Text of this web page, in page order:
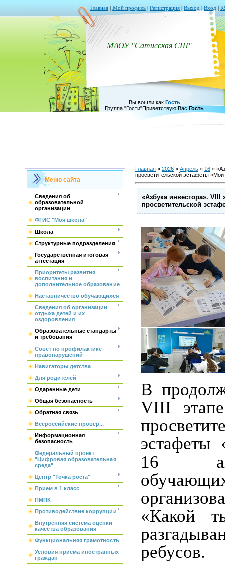
Главная Мой профиль Регистрация Выход Вход
МАОУ "Сатисская СШ"
Вы вошли как Гость
Группа "Гости"Приветствую Вас Гость
Меню сайта
Сведения об
образовательной
организации
ФГИС "Моя школа"
Школа
Структурные подразделения
Государственная итоговая
аттестация
Приоритеты развития
воспитания и
дополнительное образование
Наставничество обучающихся
Сведения об организации
отдыха детей и их
оздоровления
Образовательные стандарты
и требования
Совет по профилактике
правонарушений
Навигаторы детства
Для родителей
Одаренные дети
Общая безопасность
Обратная связь
Всероссийские провер...
Информационная
безопасность
Федеральный проект
"Цифровая образовательная
среда"
Центр "Точка роста"
Прием в 1 класс
ПМПК
Противодействие коррупции
Внутренняя система оценки
качества образования
Функциональняя грамотность
Условия приёма иностранных
граждан
Главная » 2026 » Апрель » 16 »
просветительской эстафеты
«Азбука инвестора». VIII
просветительской
В
VIII
16
«Какой
ребусов.